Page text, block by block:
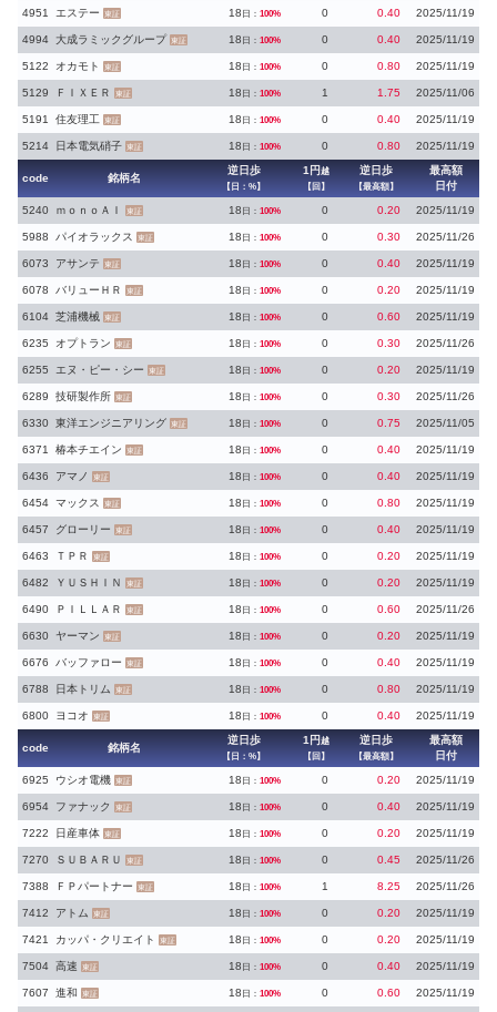
4951 エステー 東証 18 日： 100% 0 0.40 2025/11/19
4994 大成ラミックグループ 東証 18 日： 100% 0 0.40 2025/11/19
5122 オカモト 東証 18 日： 100% 0 0.80 2025/11/19
5129 ＦＩＸＥＲ 東証 18 日： 100% 1 1.75 2025/11/06
5191 住友理工 東証 18 日： 100% 0 0.40 2025/11/19
5214 日本電気硝子 東証 18 日： 100% 0 0.80 2025/11/19
code 銘柄名
逆日歩
【日：%】
1円 越
【回】
逆日歩
【最高額】
最高額
日付
5240
ｍｏｎｏＡＩ 東証 18 日： 100% 0 0.20 2025/11/19
5988 パイオラックス 東証 18 日： 100% 0 0.30 2025/11/26
6073 アサンテ 東証 18 日： 100% 0 0.40 2025/11/19
6078 バリューＨＲ 東証 18 日： 100% 0 0.20 2025/11/19
6104 芝浦機械 東証 18 日： 100% 0 0.60 2025/11/19
6235 オプトラン 東証 18 日： 100% 0 0.30 2025/11/26
6255 エヌ・ピー・シー 東証 18 日： 100% 0 0.20 2025/11/19
6289 技研製作所 東証 18 日： 100% 0 0.30 2025/11/26
6330 東洋エンジニアリング 東証 18 日： 100% 0 0.75 2025/11/05
6371 椿本チエイン 東証 18 日： 100% 0 0.40 2025/11/19
6436 アマノ 東証 18 日： 100% 0 0.40 2025/11/19
6454 マックス 東証 18 日： 100% 0 0.80 2025/11/19
6457 グローリー 東証 18 日： 100% 0 0.40 2025/11/19
6463 ＴＰＲ 東証 18 日： 100% 0 0.20 2025/11/19
6482 ＹＵＳＨＩＮ 東証 18 日： 100% 0 0.20 2025/11/19
6490 ＰＩＬＬＡＲ 東証 18 日： 100% 0 0.60 2025/11/26
6630 ヤーマン 東証 18 日： 100% 0 0.20 2025/11/19
6676 バッファロー 東証 18 日： 100% 0 0.40 2025/11/19
6788 日本トリム 東証 18 日： 100% 0 0.80 2025/11/19
6800 ヨコオ 東証 18 日： 100% 0 0.40 2025/11/19
code 銘柄名
逆日歩
【日：%】
1円 越
【回】
逆日歩
【最高額】
最高額
日付
6925
ウシオ電機 東証 18 日： 100% 0 0.20 2025/11/19
6954 ファナック 東証 18 日： 100% 0 0.40 2025/11/19
7222 日産車体 東証 18 日： 100% 0 0.20 2025/11/19
7270 ＳＵＢＡＲＵ 東証 18 日： 100% 0 0.45 2025/11/26
7388 ＦＰパートナー 東証 18 日： 100% 1 8.25 2025/11/26
7412 アトム 東証 18 日： 100% 0 0.20 2025/11/19
7421 カッパ・クリエイト 東証 18 日： 100% 0 0.20 2025/11/19
7504 高速 東証 18 日： 100% 0 0.40 2025/11/19
7607 進和 東証 18 日： 100% 0 0.60 2025/11/19